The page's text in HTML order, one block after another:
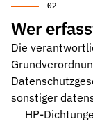
Stützringe
Anti-
Kontrollierte
Zuverlässige
Wer
Die
sonstiger
HP-